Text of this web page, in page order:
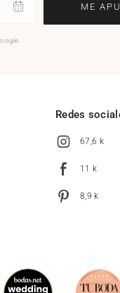
ME
Redes
67,6 k
11 k
8,9 k